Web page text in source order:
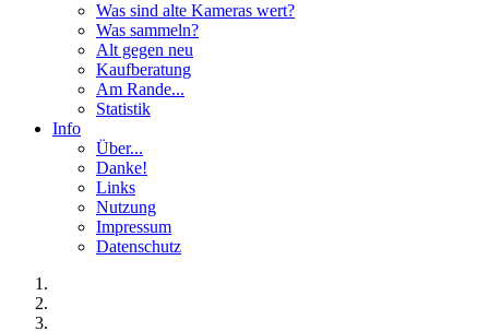
Was sind alte Kameras wert?
Was sammeln?
Alt gegen neu
Kaufberatung
Am Rande...
Statistik
Info
Über...
Danke!
Links
Nutzung
Impressum
Datenschutz